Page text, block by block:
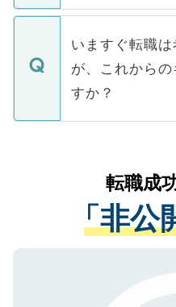
関を公にしてし
に、医療機関が
みを人材紹介会
ています。
定を承諾する必
の辞退の連絡は
ますので、ご安
個人情報が漏え
で、ご安心くだ
などで収集した
ご本人のキャリ
支援を目的に使
ているすべての
は、個人情報の
管理基準を満た
る、プライバシ
ご登録いただい
で、機密保持に
いますぐ転職
が、これから
すか？
かがいして、現
経験をまじえな
させていただき
ない方には、長
ので、まずはご
転職成
「非公